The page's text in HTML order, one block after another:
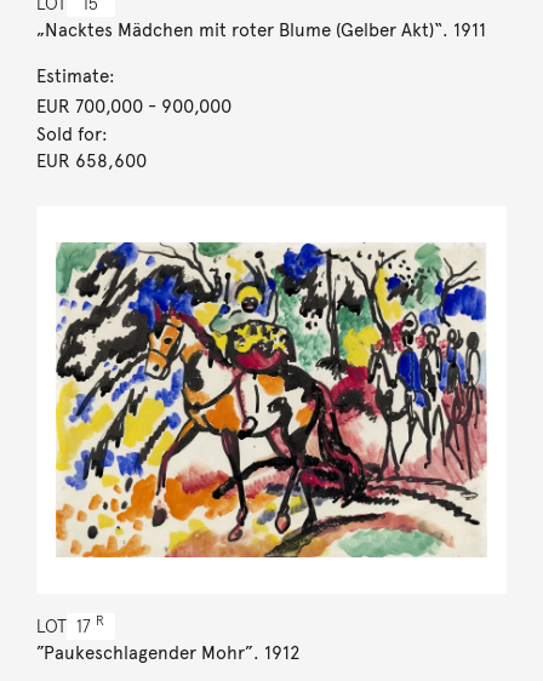
„Nacktes Mädchen mit roter Blume (Gelber Akt)“. 1911
Estimate:
EUR 700,000- 900,000
Sold for:
EUR 658,600
LOT 17 R
”Paukeschlagender Mohr”. 1912